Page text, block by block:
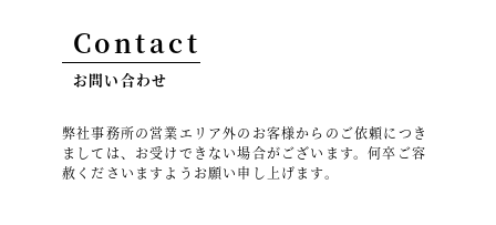
Contact
お問い合わせ
弊社事務所の営業エリア外のお客様からのご依頼につき
ましては、お受けできない場合がございます。何卒ご容
赦くださいますようお願い申し上げます。